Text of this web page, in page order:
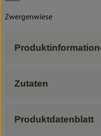
Zwergenwiese
Zutaten
Produktdatenblatt